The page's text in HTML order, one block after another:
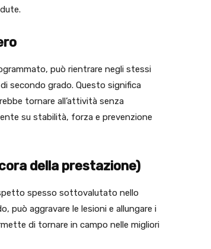
può rientrare negli stessi
secondo grado. Questo significa
tornare all’attività senza
su stabilità, forza e prevenzione
della prestazione)
spesso sottovalutato nello
può aggravare le lesioni e allungare i
di tornare in campo nelle migliori